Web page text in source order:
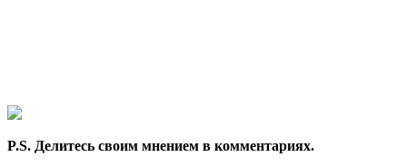
P.S. Делитесь своим мнением в комментариях.